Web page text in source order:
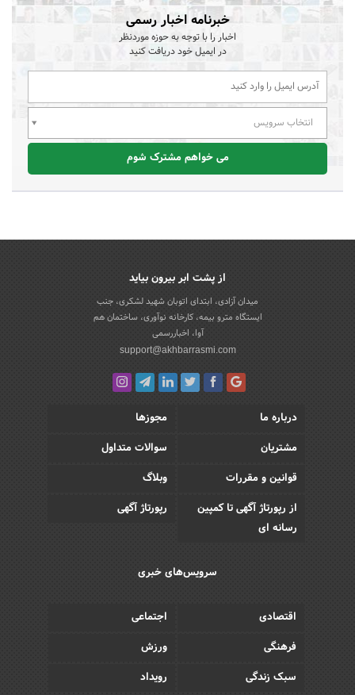
خبرنامه اخبار رسمی
اخبار را با توجه به حوزه موردنظر
در ایمیل خود دریافت کنید
انتخاب سرویس
می خواهم مشترک شوم
از پشت ابر بیرون بیاید
میدان آزادی، ابتدای اتوبان شهید لشکری، جنب
ایستگاه مترو بیمه، کارخانه نوآوری، ساختمان هم
آوا، اخباررسمی
support@akhbarrasmi.com
درباره ما
مجوزها
مشتریان
سوالات متداول
قوانین و مقررات
وبلاگ
از رپورتاژ آگهی تا کمپین
رسانه ای
رپورتاژ آگهی
سرویس‌های خبری
اقتصادی
اجتماعی
فرهنگی
ورزش
سبک زندگی
رویداد